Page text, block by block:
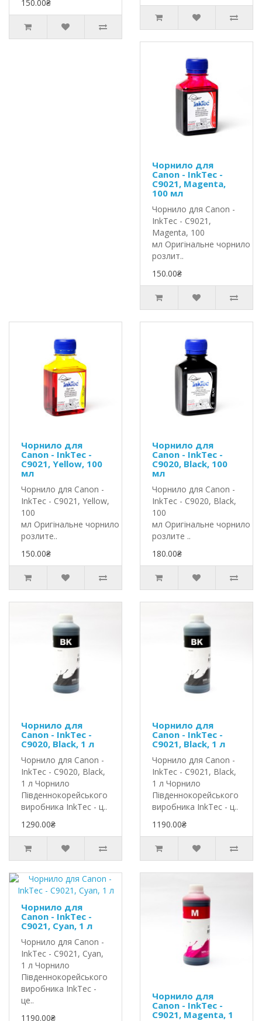
150.00₴
Чорнило для
Canon - InkTec -
C9021, Magenta,
100 мл
Чорнило для Canon -
InkTec - C9021,
Magenta, 100
мл Оригінальне чорнило
розлит..
150.00₴
Чорнило для
Canon - InkTec -
C9021, Yellow, 100
мл
Чорнило для Canon -
InkTec - C9021, Yellow,
100
мл Оригінальне чорнило InkTec
розлите..
150.00₴
Чорнило для
Canon - InkTec -
C9020, Black, 100
мл
Чорнило для Canon -
InkTec - C9020, Black,
100
мл Оригінальне чорнило
розлите ..
180.00₴
Чорнило для
Canon - InkTec -
C9020, Black, 1 л
Чорнило для Canon -
InkTec - C9020, Black,
1 л Чорнило
Південнокорейського
виробника InkTec - ц..
1290.00₴
Чорнило для
Canon - InkTec -
C9021, Black, 1 л
Чорнило для Canon -
InkTec - C9021, Black,
1 л Чорнило
Південнокорейського
виробника InkTec - ц..
1190.00₴
Чорнило для
Canon - InkTec -
C9021, Cyan, 1 л
Чорнило для Canon -
InkTec - C9021, Cyan,
1 л Чорнило
Південнокорейського
виробника InkTec -
це..
1190.00₴
Чорнило для
Canon - InkTec -
C9021, Magenta, 1